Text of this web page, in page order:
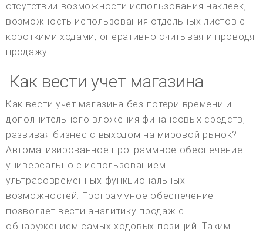
отсутствии возможности использования наклеек,
возможность использования отдельных листов с
короткими ходами, оперативно считывая и проводя
продажу.
Как вести учет магазина
Как вести учет магазина без потери времени и
дополнительного вложения финансовых средств,
развивая бизнес с выходом на мировой рынок?
Автоматизированное программное обеспечение
универсально с использованием
ультрасовременных функциональных
возможностей. Программное обеспечение
позволяет вести аналитику продаж с
обнаружением самых ходовых позиций. Таким